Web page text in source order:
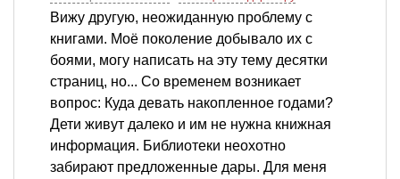
Вижу другую, неожиданную проблему с
книгами. Моё поколение добывало их с
боями, могу написать на эту тему десятки
страниц, но... Со временем возникает
вопрос: Куда девать накопленное годами?
Дети живут далеко и им не нужна книжная
информация. Библиотеки неохотно
забирают предложенные дары. Для меня